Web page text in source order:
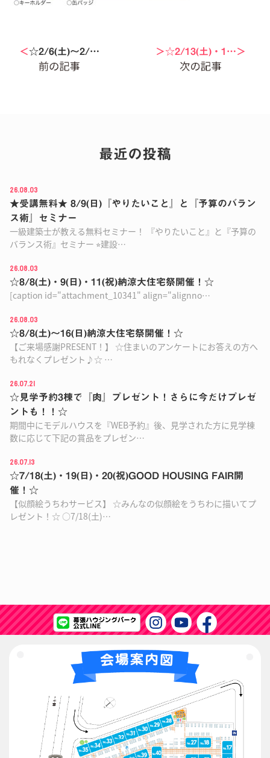
＜☆2/6(土)〜2/… ＞☆2/13(土)・1…＞
最近の投稿
26.08.03
★受講無料★ 8/9(日)『やりたいこと』と『予算のバラン
ス術』セミナー
一級建築士が教える無料セミナー！ 『やりたいこと』と『予算の
バランス術』セミナー ⭐︎建設…
26.08.03
☆8/8(土)・9(日)・11(祝)納涼大住宅祭開催！☆
[caption id="attachment_10341" align="alignno…
26.08.03
☆8/8(土)〜16(日)納涼大住宅祭開催！☆
【ご来場感謝PRESENT！】 ☆住まいのアンケートにお答えの方へ
もれなくプレゼント♪☆ …
26.07.21
☆見学予約3棟で『肉』プレゼント！さらに今だけプレゼ
ントも！！☆
期間中にモデルハウスを『WEB予約』後、見学された方に見学棟
数に応じて下記の賞品をプレゼン…
26.07.13
☆7/18(土)・19(日)・20(祝)GOOD HOUSING FAIR開
催！☆
【似顔絵うちわサービス】 ☆みんなの似顔絵をうちわに描いてプ
レゼント！☆ ○7/18(土)…